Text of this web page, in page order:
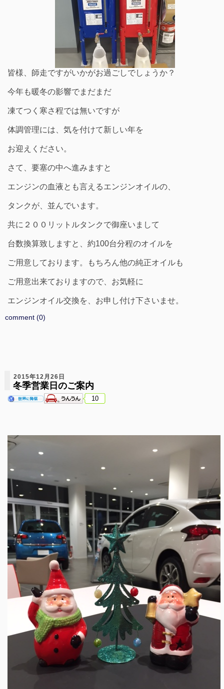
皆様、師走ですがいかがお過ごしでしょうか？
今年も暖冬の影響でまだまだ
凍てつく寒さ程では無いですが
体調管理には、気を付けて新しい年を
お迎えください。
さて、要塞の中へ進みますと
エンジンの血液とも言えるエンジンオイルの、
タンクが、並んでいます。
共に２００リットルタンクで御座いまして
台数換算致しますと、約100台分程のオイルを
ご用意しております。もちろん他の純正オイルも
ご用意出来ておりますので、お気軽に
エンジンオイル交換を、お申し付け下さいませ。
comment (0)
2015年12月26日
冬季営業日のご案内
10